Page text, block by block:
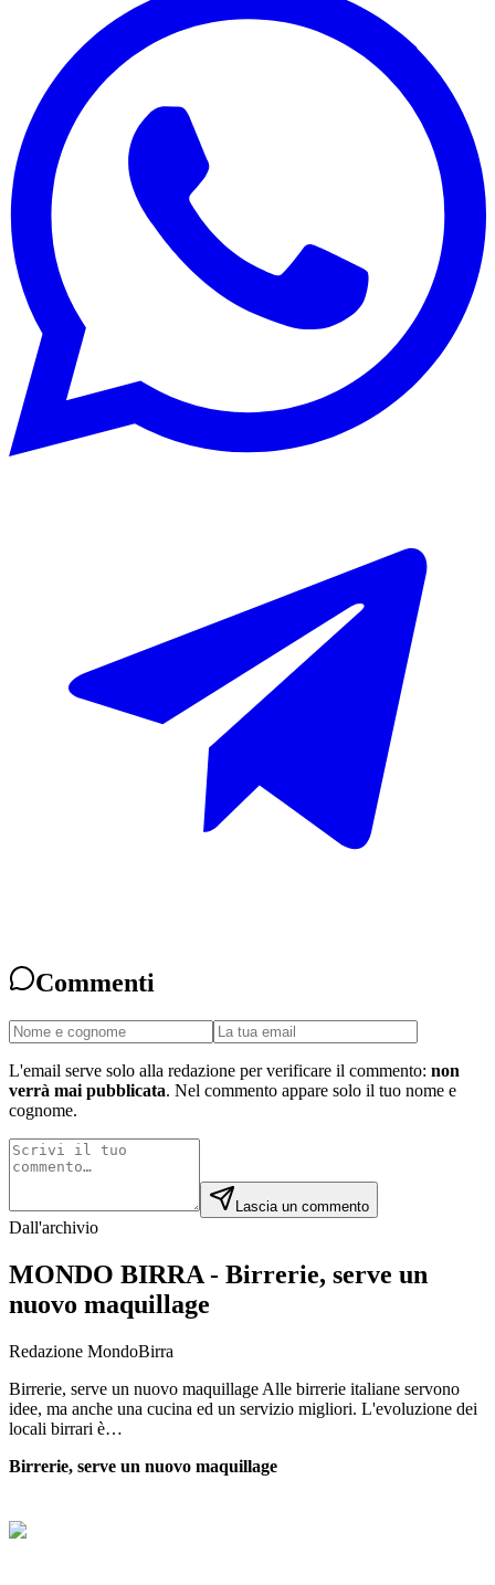
Commenti
L'email serve solo alla redazione per verificare il commento: non
verrà mai pubblicata. Nel commento appare solo il tuo nome e
cognome.
Lascia un commento
Dall'archivio
MONDO BIRRA - Birrerie, serve un
nuovo maquillage
Redazione MondoBirra
Birrerie, serve un nuovo maquillage Alle birrerie italiane servono
idee, ma anche una cucina ed un servizio migliori. L'evoluzione dei
locali birrari è…
Birrerie, serve un nuovo maquillage